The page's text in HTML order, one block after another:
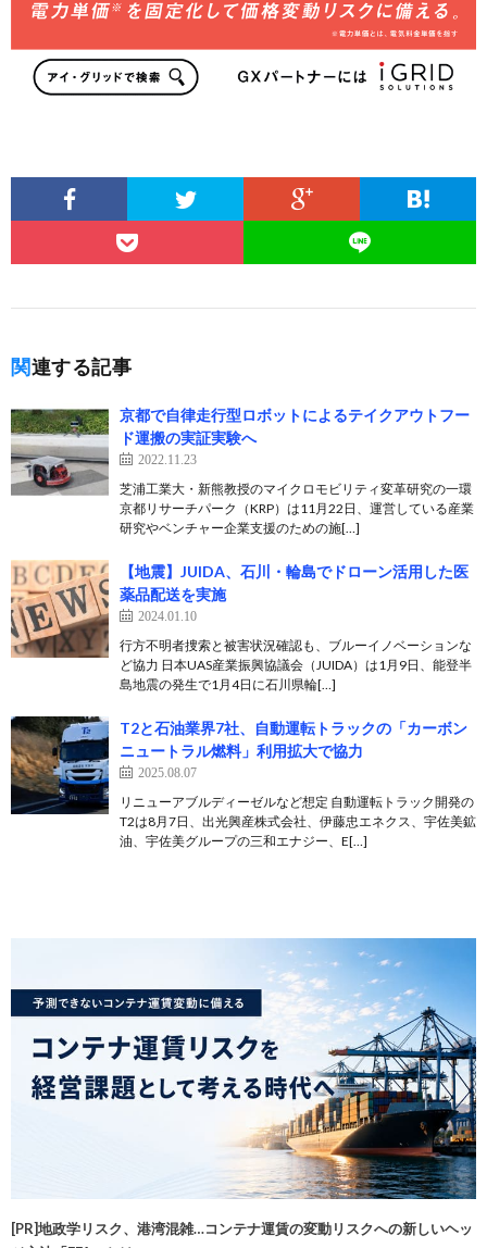
関連する記事
京都で自律走行型ロボットによるテイクアウトフー
ド運搬の実証実験へ
2022.11.23
芝浦工業大・新熊教授のマイクロモビリティ変革研究の一環
京都リサーチパーク（KRP）は11月22日、運営している産業
研究やベンチャー企業支援のための施[…]
【地震】JUIDA、石川・輪島でドローン活用した医
薬品配送を実施
2024.01.10
行方不明者捜索と被害状況確認も、ブルーイノベーションな
ど協力 日本UAS産業振興協議会（JUIDA）は1月9日、能登半
島地震の発生で1月4日に石川県輪[…]
T2と石油業界7社、自動運転トラックの「カーボン
ニュートラル燃料」利用拡大で協力
2025.08.07
リニューアブルディーゼルなど想定 自動運転トラック開発の
T2は8月7日、出光興産株式会社、伊藤忠エネクス、宇佐美鉱
油、宇佐美グループの三和エナジー、E[…]
[PR]地政学リスク、港湾混雑…コンテナ運賃の変動リスクへの新しいヘッ